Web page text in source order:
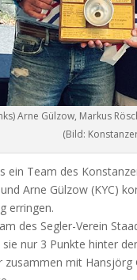
Arne Gülzow, Markus
(Bild:
ein Team des
Arne Gülzow (KYC)
erringen.
des Segler-Verein
nur 3 Punkte hinter
zusammen mit